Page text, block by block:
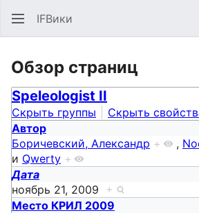
IFВики
Обзор страниц
Speleologist II
Скрыть группы
Скрыть
Автор
Боричевский, Александр + ,
и Qwerty +
Дата
ноябрь 21, 2009 +
Место КРИЛ 2009